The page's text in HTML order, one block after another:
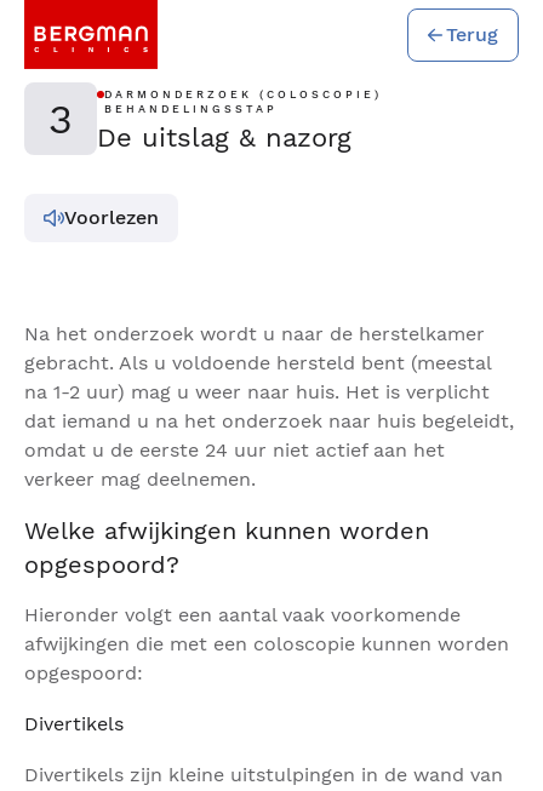
Terug
3
DARMONDERZOEK (COLOSCOPIE)
BEHANDELINGSSTAP
De uitslag & nazorg
Voorlezen
Na het onderzoek wordt u naar de herstelkamer
gebracht. Als u voldoende hersteld bent (meestal
na 1-2 uur) mag u weer naar huis. Het is verplicht
dat iemand u na het onderzoek naar huis begeleidt,
omdat u de eerste 24 uur niet actief aan het
verkeer mag deelnemen.
Welke afwijkingen kunnen worden
opgespoord?
Hieronder volgt een aantal vaak voorkomende
afwijkingen die met een coloscopie kunnen worden
opgespoord:
Divertikels
Divertikels zijn kleine uitstulpingen in de wand van